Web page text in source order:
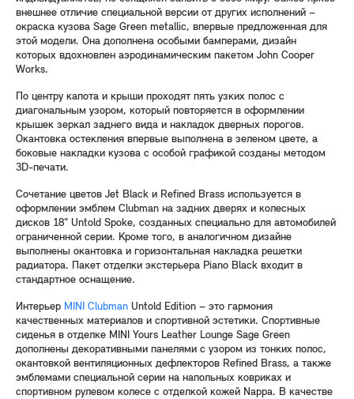
внешнее отличие специальной версии от других исполнений –
окраска кузова Sage Green metallic, впервые предложенная для
этой модели. Она дополнена особыми бамперами, дизайн
которых вдохновлен аэродинамическим пакетом John Cooper
Works.
По центру капота и крыши проходят пять узких полос с
диагональным узором, который повторяется в оформлении
крышек зеркал заднего вида и накладок дверных порогов.
Окантовка остекления впервые выполнена в зеленом цвете, а
боковые накладки кузова с особой графикой созданы методом
3D-печати.
Сочетание цветов Jet Black и Refined Brass используется в
оформлении эмблем Clubman на задних дверях и колесных
дисков 18" Untold Spoke, созданных специально для автомобилей
ограниченной серии. Кроме того, в аналогичном дизайне
выполнены окантовка и горизонтальная накладка решетки
радиатора. Пакет отделки экстерьера Piano Black входит в
стандартное оснащение.
Интерьер MINI Clubman Untold Edition – это гармония
качественных материалов и спортивной эстетики. Спортивные
сиденья в отделке MINI Yours Leather Lounge Sage Green
дополнены декоративными панелями с узором из тонких полос,
окантовкой вентиляционных дефлекторов Refined Brass, а также
эмблемами специальной серии на напольных ковриках и
спортивном рулевом колесе с отделкой кожей Nappa. В качестве